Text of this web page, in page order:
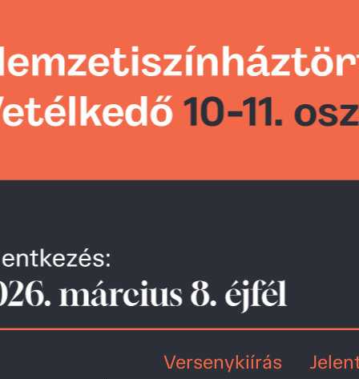
Versenykiírás